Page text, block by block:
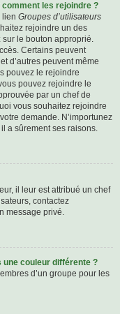
les rejoindre ?
lien Groupes d’utilisateurs
rejoindre un des
le bouton approprié.
Certains peuvent
d’autres peuvent même
pouvez le rejoindre
pouvez rejoindre le
par un chef de
vous souhaitez rejoindre
demande. N’importunez
a sûrement ses raisons.
il leur est attribué un chef
contactez
message privé.
couleur différente ?
d’un groupe pour les